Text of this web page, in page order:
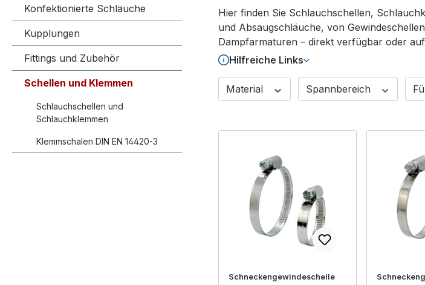
Konfektionierte Schläuche
Kupplungen
Fittings und Zubehör
Schellen und Klemmen
Schlauchschellen und
Schlauchklemmen
Klemmschalen DIN EN 14420-3
Hier finden Sie Schlauchschellen,
und Absaugschläuche, von
Dampfarmaturen – direkt verfügbar oder
Hilfreiche Links
Material Spannbereich
Schneckengewindeschelle